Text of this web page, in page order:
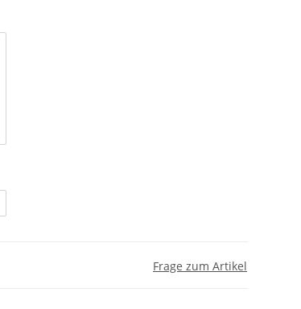
Frage zum Artikel